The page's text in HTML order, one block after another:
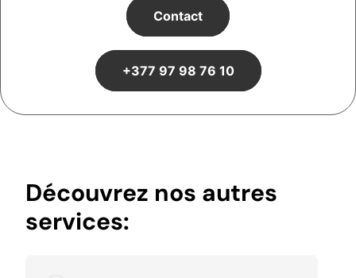
Contact
+377 97 98 76 10
Découvrez nos autres
services: